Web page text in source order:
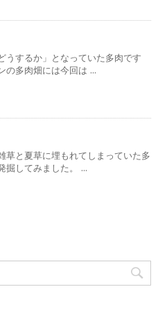
うするか」となっていた多肉です
の多肉畑には今回は ...
草と夏草に埋もれてしまっていた多
掘してみました。 ...